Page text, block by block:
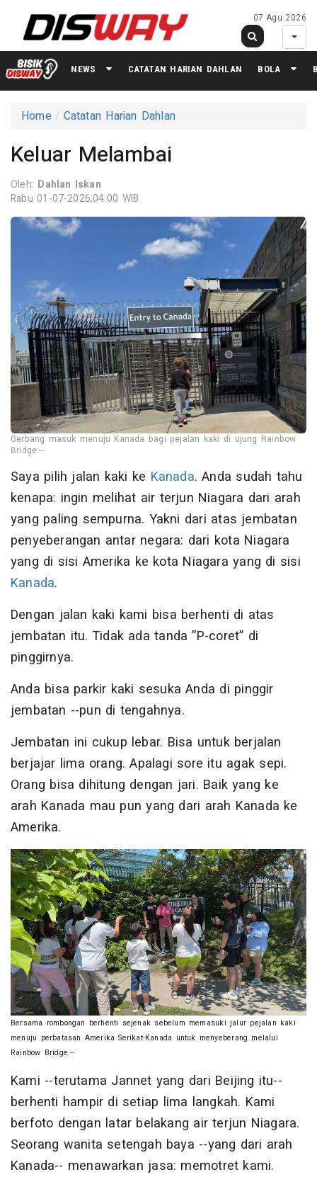
07 Agu 2026
NEWS CATATAN HARIAN DAHLAN BOLA
Home Catatan Harian Dahlan
Keluar Melambai
Oleh: Dahlan Iskan
Rabu 01-07-2026,04:00 WIB
Gerbang masuk menuju Kanada bagi pejalan kaki di ujung Rainbow
Bridge.--
Saya pilih jalan kaki ke Kanada. Anda sudah tahu
kenapa: ingin melihat air terjun Niagara dari arah
yang paling sempurna. Yakni dari atas jembatan
penyeberangan antar negara: dari kota Niagara
yang di sisi Amerika ke kota Niagara yang di sisi
Kanada.
Dengan jalan kaki kami bisa berhenti di atas
jembatan itu. Tidak ada tanda ”P-coret” di
pinggirnya.
Anda bisa parkir kaki sesuka Anda di pinggir
jembatan --pun di tengahnya.
Jembatan ini cukup lebar. Bisa untuk berjalan
berjajar lima orang. Apalagi sore itu agak sepi.
Orang bisa dihitung dengan jari. Baik yang ke
arah Kanada mau pun yang dari arah Kanada ke
Amerika.
Bersama rombongan berhenti sejenak sebelum memasuki jalur pejalan kaki
menuju perbatasan Amerika Serikat-Kanada untuk menyeberang melalui
Rainbow Bridge.--
Kami --terutama Jannet yang dari Beijing itu--
berhenti hampir di setiap lima langkah. Kami
berfoto dengan latar belakang air terjun Niagara.
Seorang wanita setengah baya --yang dari arah
Kanada-- menawarkan jasa: memotret kami.